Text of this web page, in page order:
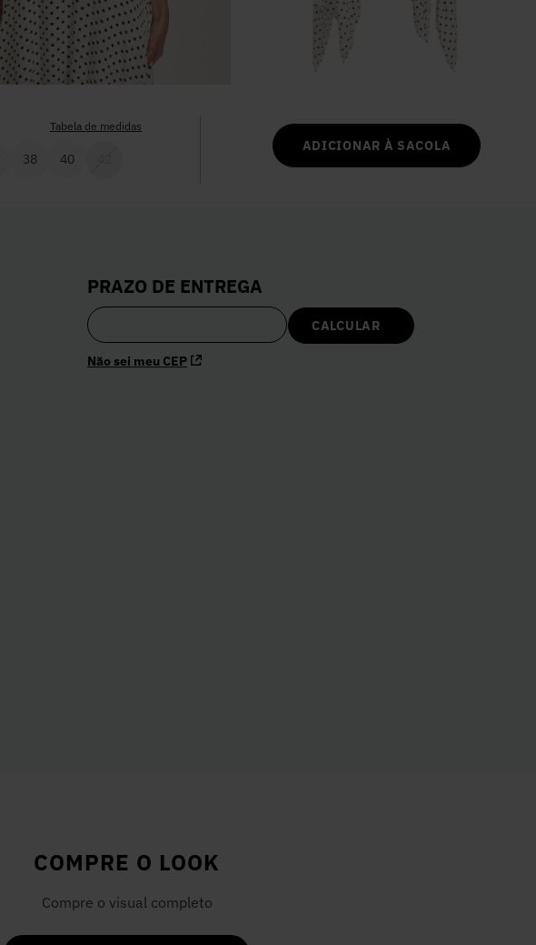
38 40
Tabela de medidas
ADICIONAR À SACOLA
PRAZO DE ENTREGA
Não sei meu CEP
COMPRE O LOOK
Compre o visual completo
Calça Jeans
Vestido Branco